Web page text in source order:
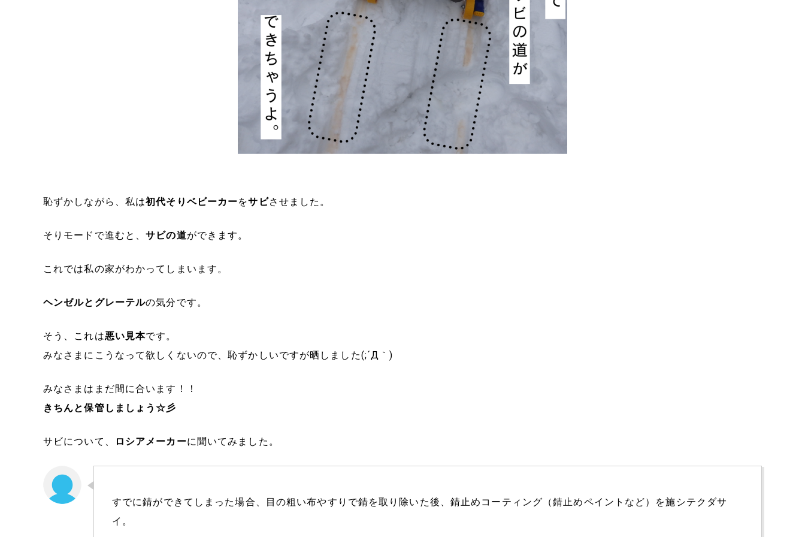
恥ずかしながら、私は初代そりベビーカーをサビさせました。
そりモードで進むと、サビの道ができます。
これでは私の家がわかってしまいます。
ヘンゼルとグレーテルの気分です。
そう、これは悪い見本です。
みなさまにこうなって欲しくないので、恥ずかしいですが晒しました(;´Д｀)
みなさまはまだ間に合います！！
きちんと保管しましょう☆彡
サビについて、 ロシアメーカーに聞いてみました。
すでに錆ができてしまった場合、目の粗い布やすりで錆を取り除いた後、錆止めコーティング（錆止めペイントなど）を施シテクダサ
イ。